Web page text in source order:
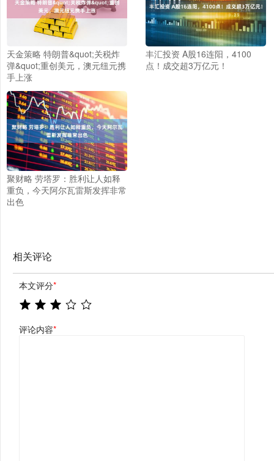
天金策略 特朗普&quot;关税炸
弹&quot;重创美元，澳元纽元携
手上涨
丰汇投资 A股16连阳，4100
点！成交超3万亿元！
聚财略 劳塔罗：胜利让人如释
重负，今天阿尔瓦雷斯发挥非常
出色
相关评论
本文评分*
评论内容*